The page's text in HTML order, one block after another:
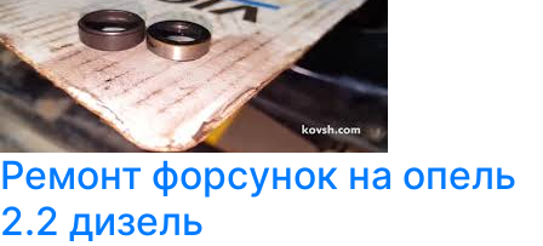
Ремонт форсунок на опель
2.2 дизель